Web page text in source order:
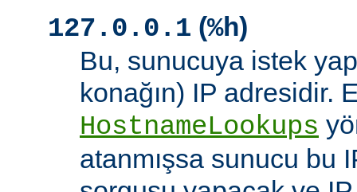
127.0.0.1 (%h)
Bu, sunucuya istek
konağın) IP adresidir.
HostnameLookups
atanmışsa sunucu bu